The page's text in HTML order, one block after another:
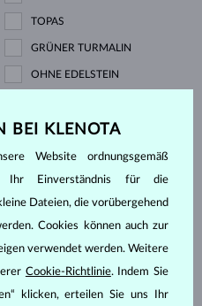
TOPAS
GRÜNER TURMALIN
OHNE EDELSTEIN
13 909 €
BEI KLENOTA
Website ordnungsgemäß
Ihr Einverständnis für die
Dateien, die vorübergehend
Cookies können auch zur
verwendet werden. Weitere
Cookie-Richtlinie. Indem Sie
klicken, erteilen Sie uns Ihr